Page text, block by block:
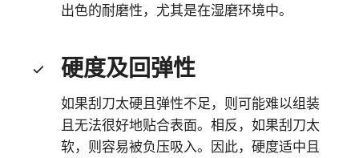
出色的耐磨性，尤其是在湿磨环境中。
硬度及回弹性
如果刮刀太硬且弹性不足，则可能难以组装
且无法很好地贴合表面。相反，如果刮刀太
软，则容易被负压吸入。因此，硬度适中且